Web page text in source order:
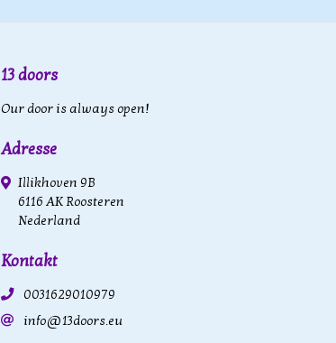
13 doors
Our door is always open!
Adresse
Illikhoven 9B
6116 AK Roosteren
Nederland
Kontakt
0031629010979
info@13doors.eu